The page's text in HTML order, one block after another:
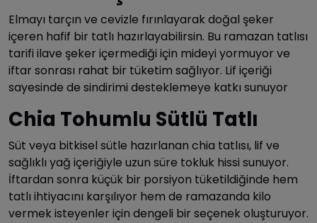
Elmayı tarçın ve cevizle fırınlayarak doğal şeker
içeren hafif bir tatlı hazırlayabilirsin. Bu ramazan tatlısı
tarifi ilave şeker içermediği için mideyi yormuyor ve
iftar sonrası rahat bir tüketim sağlıyor. Lif içeriği
sayesinde de sindirimi desteklemeye katkı sunuyor
Chia Tohumlu Sütlü Tatlı
Süt veya bitkisel sütle hazırlanan chia tatlısı, lif ve
sağlıklı yağ içeriğiyle uzun süre tokluk hissi sunuyor.
İftardan sonra küçük bir porsiyon tüketildiğinde hem
tatlı ihtiyacını karşılıyor hem de ramazanda kilo
vermek isteyenler için dengeli bir seçenek oluşturuyor.